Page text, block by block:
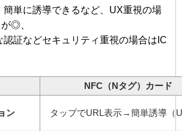
簡単に誘導できるなど、UX重視の場
◎、
認証などセキュリティ重視の場合はIC
NFC（Nタグ）カード
ン タップでURL表示→簡単誘導（